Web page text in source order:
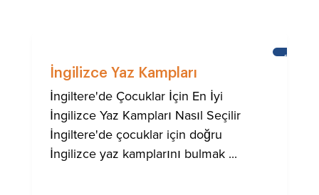
İngilizce Yaz Kampları
İngiltere'de Çocuklar İçin En İyi
İngilizce Yaz Kampları Nasıl Seçilir
İngiltere'de çocuklar için doğru
İngilizce yaz kamplarını bulmak ...